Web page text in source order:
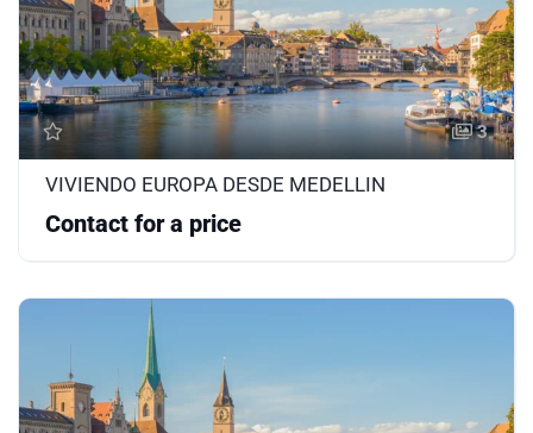
3
VIVIENDO EUROPA DESDE MEDELLIN
Contact for a price